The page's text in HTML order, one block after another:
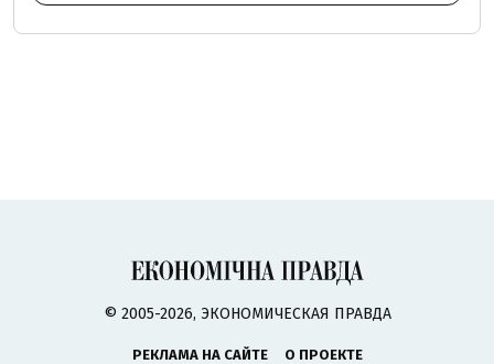
© 2005-2026, ЭКОНОМИЧЕСКАЯ ПРАВДА
РЕКЛАМА НА САЙТЕ
О ПРОЕКТЕ